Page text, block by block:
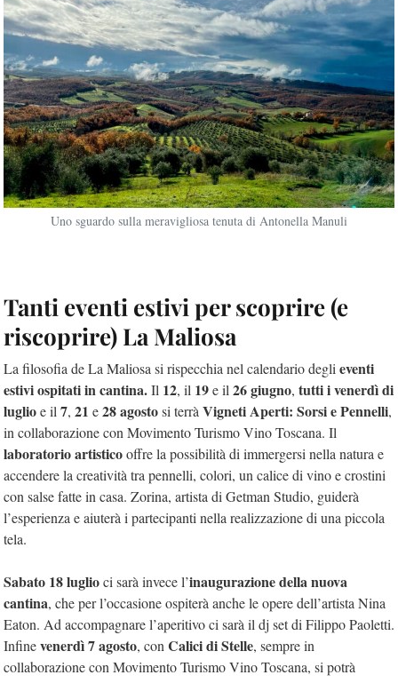
Uno sguardo sulla meravigliosa tenuta di Antonella Manuli
Tanti eventi estivi per scoprire (e
riscoprire) La Maliosa
La filosofia de La Maliosa si rispecchia nel calendario degli eventi
estivi ospitati in cantina.Il 12, il 19e il 26 giugno, tutti i venerdì di
luglioe il 7, 21 e28 agostosi terrà Vigneti Aperti: Sorsi e Pennelli,
in collaborazione con Movimento Turismo Vino Toscana. Il
laboratorio artisticooffre la possibilità di immergersi nella natura e
accendere la creatività tra pennelli, colori, un calice di vino e crostini
con salse fatte in casa. Zorina, artista di Getman Studio, guiderà
l’esperienza e aiuterà i partecipanti nella realizzazione di una piccola
tela.
Sabato 18 luglioci sarà invece l’inaugurazione della nuova
cantina, che per l’occasione ospiterà anche le opere dell’artista Nina
Eaton. Ad accompagnare l’aperitivo ci sarà il dj set di Filippo Paoletti.
Infinevenerdì 7 agosto, con Calici di Stelle, sempre in
collaborazione con Movimento Turismo Vino Toscana, si potrà